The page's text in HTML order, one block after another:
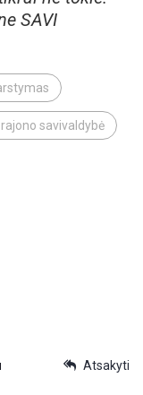
SAVI
rajono savivaldybė
Atsakyti